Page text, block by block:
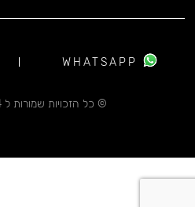
© כל הזכויות שמורות ל 2024 GOOSTO
WHATSAPP